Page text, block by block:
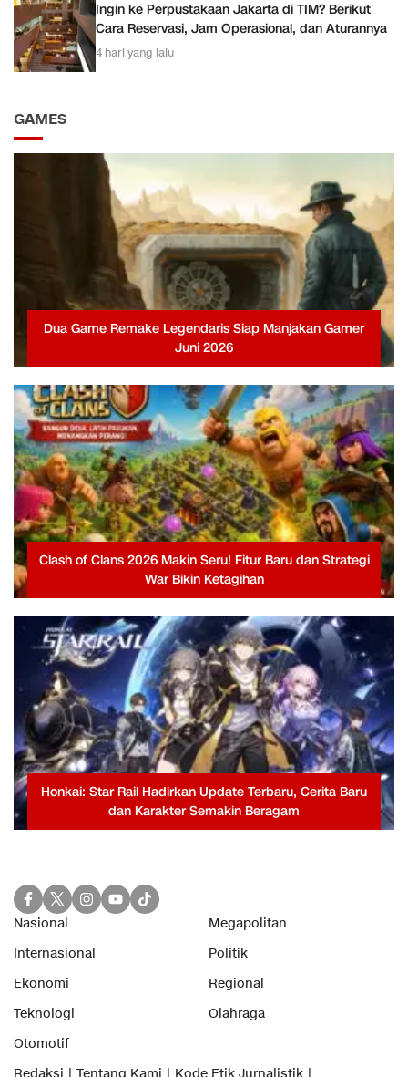
Ingin ke Perpustakaan Jakarta di TIM? Berikut
Cara Reservasi, Jam Operasional, dan Aturannya
4 hari yang lalu
GAMES
Dua Game Remake Legendaris Siap Manjakan Gamer
Juni 2026
Clash of Clans 2026 Makin Seru! Fitur Baru dan Strategi
War Bikin Ketagihan
Honkai: Star Rail Hadirkan Update Terbaru, Cerita Baru
dan Karakter Semakin Beragam
Nasional
Megapolitan
Internasional
Politik
Ekonomi
Regional
Teknologi
Olahraga
Otomotif